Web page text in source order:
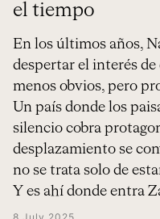
el tiempo
En los últimos años,
despertar el interés
menos obvios, pero
Un país donde los
silencio cobra
desplazamiento se
no se trata solo de
Y es ahí donde entra